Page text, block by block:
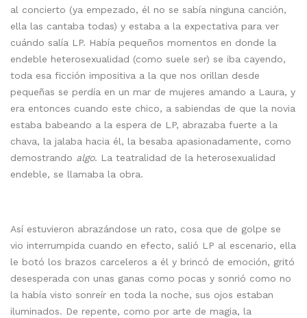
al concierto (ya empezado, él no se sabía ninguna canción,
ella las cantaba todas) y estaba a la expectativa para ver
cuándo salía LP. Había pequeños momentos en donde la
endeble heterosexualidad (como suele ser) se iba cayendo,
toda esa ficción impositiva a la que nos orillan desde
pequeñas se perdía en un mar de mujeres amando a Laura, y
era entonces cuando este chico, a sabiendas de que la novia
estaba babeando a la espera de LP, abrazaba fuerte a la
chava, la jalaba hacia él, la besaba apasionadamente, como
demostrando algo. La teatralidad de la heterosexualidad
endeble, se llamaba la obra.
Así estuvieron abrazándose un rato, cosa que de golpe se
vio interrumpida cuando en efecto, salió LP al escenario, ella
le botó los brazos carceleros a él y brincó de emoción, gritó
desesperada con unas ganas como pocas y sonrió como no
la había visto sonreír en toda la noche, sus ojos estaban
iluminados. De repente, como por arte de magia, la